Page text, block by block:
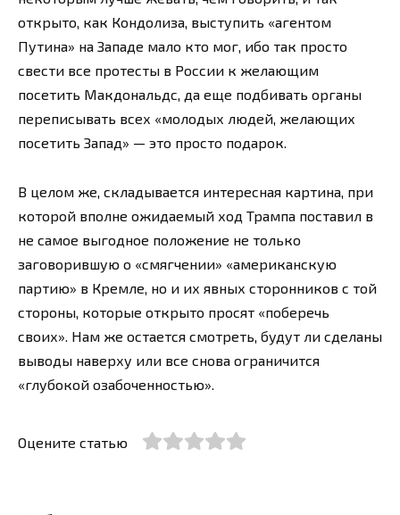
открыто, как Кондолиза, выступить «агентом
Путина» на Западе мало кто мог, ибо так просто
свести все протесты в России к желающим
посетить Макдональдс, да еще подбивать органы
переписывать всех «молодых людей, желающих
посетить Запад» — это просто подарок.
В целом же, складывается интересная картина, при
которой вполне ожидаемый ход Трампа поставил в
не самое выгодное положение не только
заговорившую о «смягчении» «американскую
партию» в Кремле, но и их явных сторонников с той
стороны, которые открыто просят «поберечь
своих». Нам же остается смотреть, будут ли сделаны
выводы наверху или все снова ограничится
«глубокой озабоченностью».
Оцените статью